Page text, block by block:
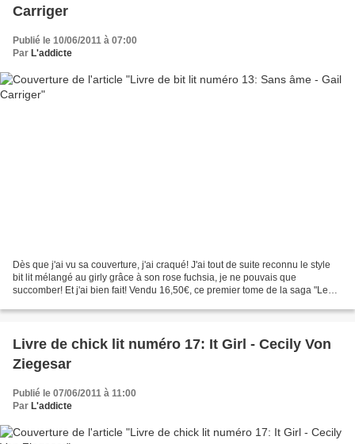
Carriger
Publié le 10/06/2011 à 07:00
Par L'addicte
Dès que j'ai vu sa couverture, j'ai craqué! J'ai tout de suite reconnu le style
bit lit mélangé au girly grâce à son rose fuchsia, je ne pouvais que
succomber! Et j'ai bien fait! Vendu 16,50€, ce premier tome de la saga "Le
Livre de chick lit numéro 17: It Girl - Cecily Von
Ziegesar
Publié le 07/06/2011 à 11:00
Par L'addicte